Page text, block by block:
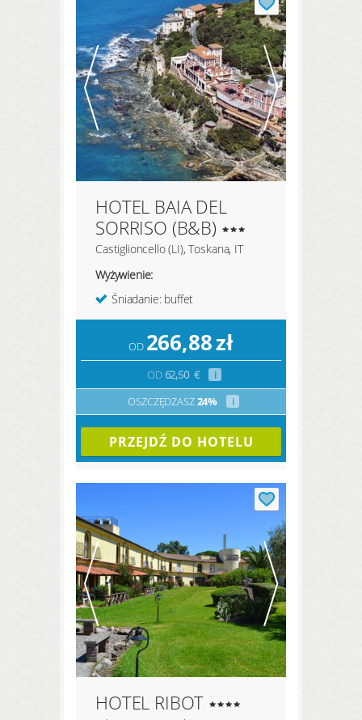
HOTEL BAIA DEL
SORRISO (B&B)
Castiglioncello (LI), Toskana, IT
Wyżywienie:
Śniadanie: buffet
OD 266,88zł
OD62,50 €
i
OSZCZĘDZASZ24% i
PRZEJDŹ DO HOTELU
HOTEL RIBOT